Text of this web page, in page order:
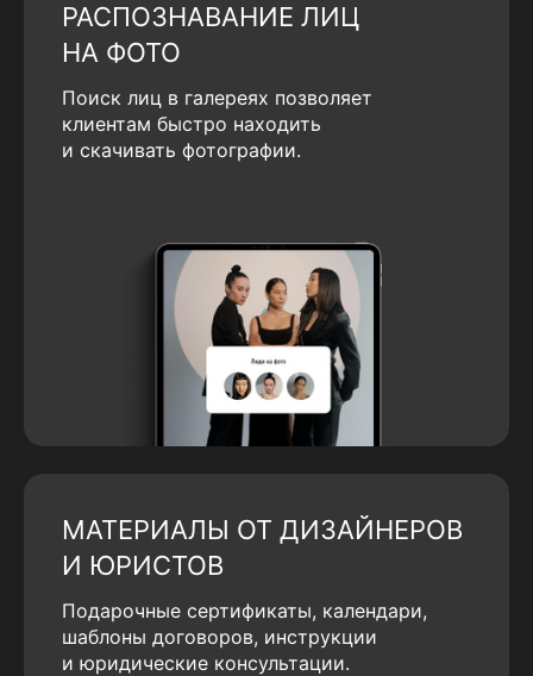
РАСПОЗНАВАНИЕ ЛИЦ
НА ФОТО
Поиск лиц в галереях позволяет
клиентам быстро находить
и скачивать фотографии.
МАТЕРИАЛЫ ОТ ДИЗАЙНЕРОВ
И ЮРИСТОВ
Подарочные сертификаты, календари,
шаблоны договоров, инструкции
и юридические консультации.